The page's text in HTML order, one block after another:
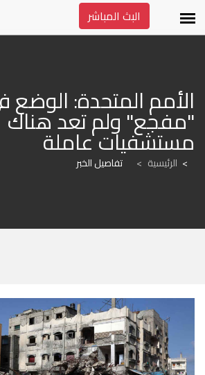
البث المباشر
"مفجع" ولم تعد هناك
مستشفيات عاملة
الرئيسية > تفاصيل الخبر